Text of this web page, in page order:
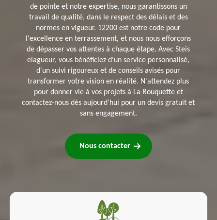
de pointe et notre expertise, nous garantissons un
travail de qualité, dans le respect des délais et des
normes en vigueur. 12200 est notre code pour
l'excellence en terrassement, et nous nous efforçons
de dépasser vos attentes à chaque étape. Avec Steis
elagueur, vous bénéficiez d'un service personnalisé,
d'un suivi rigoureux et de conseils avisés pour
transformer votre vision en réalité. N'attendez plus
pour donner vie à vos projets à La Rouquette et
contactez-nous dès aujourd'hui pour un devis gratuit et
sans engagement.
Nous contacter